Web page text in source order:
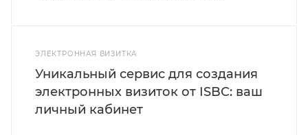
ЭЛЕКТРОННАЯ ВИЗИТКА
Уникальный сервис для создания
электронных визиток от ISBC: ваш
личный кабинет